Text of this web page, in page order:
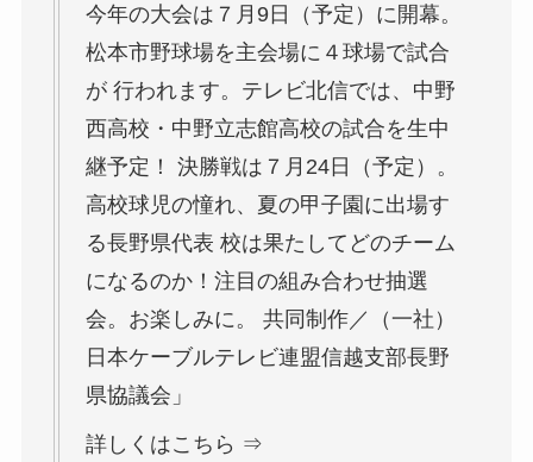
今年の大会は７月9日（予定）に開幕。
松本市野球場を主会場に４球場で試合
が 行われます。テレビ北信では、中野
西高校・中野立志館高校の試合を生中
継予定！ 決勝戦は７月24日（予定）。
高校球児の憧れ、夏の甲子園に出場す
る長野県代表 校は果たしてどのチーム
になるのか！注目の組み合わせ抽選
会。お楽しみに。 共同制作／（一社）
日本ケーブルテレビ連盟信越支部長野
県協議会」
詳しくはこちら ⇒